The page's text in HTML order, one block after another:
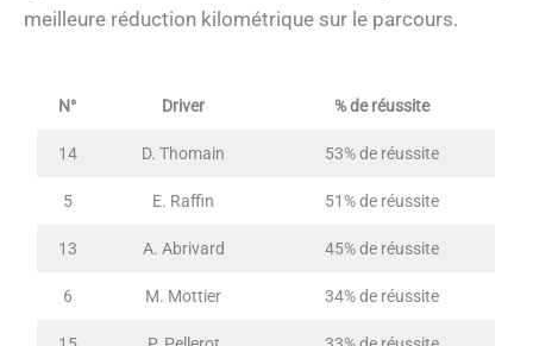
meilleure réduction kilométrique sur le parcours.
N° Driver % de réussite
14 D. Thomain 53% de réussite
5 E. Raffin 51% de réussite
13 A. Abrivard 45% de réussite
6 M. Mottier 34% de réussite